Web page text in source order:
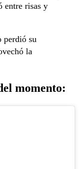
entre risas y
perdió su
la
momento: